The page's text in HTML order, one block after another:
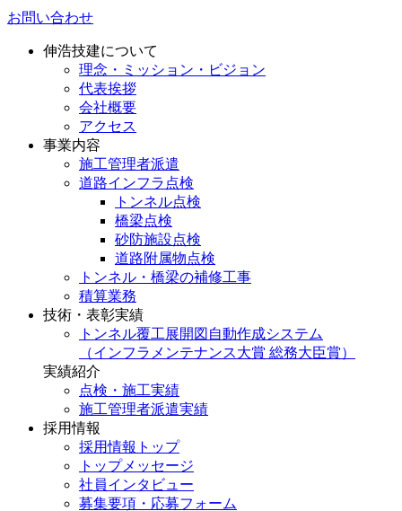
お問い合わせ
伸浩技建について
理念・ミッション・ビジョン
代表挨拶
会社概要
アクセス
事業内容
施工管理者派遣
道路インフラ点検
トンネル点検
橋梁点検
砂防施設点検
道路附属物点検
トンネル・橋梁の補修工事
積算業務
技術・表彰実績
トンネル覆工展開図自動作成システム
（インフラメンテナンス大賞 総務大臣賞）
実績紹介
点検・施工実績
施工管理者派遣実績
採用情報
採用情報トップ
トップメッセージ
社員インタビュー
募集要項・応募フォーム